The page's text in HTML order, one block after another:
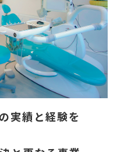
実績と経験を